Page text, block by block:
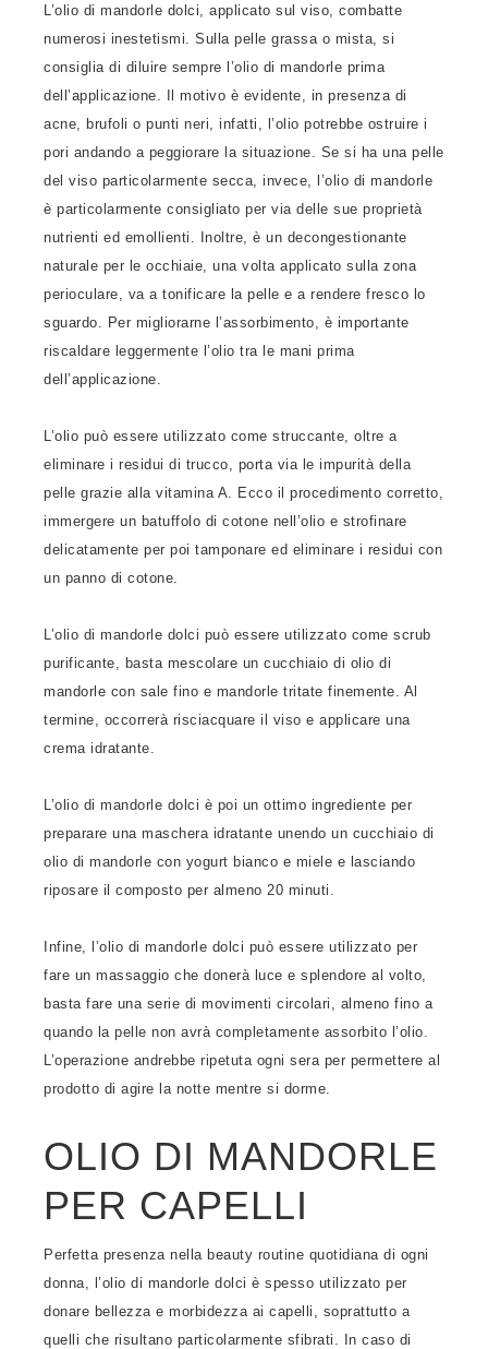
L’olio di mandorle dolci, applicato sul viso, combatte
numerosi inestetismi. Sulla pelle grassa o mista, si
consiglia di diluire sempre l’olio di mandorle prima
dell’applicazione. Il motivo è evidente, in presenza di
acne, brufoli o punti neri, infatti, l’olio potrebbe ostruire i
pori andando a peggiorare la situazione. Se si ha una pelle
del viso particolarmente secca, invece, l’olio di mandorle
è particolarmente consigliato per via delle sue proprietà
nutrienti ed emollienti. Inoltre, è un decongestionante
naturale per le occhiaie, una volta applicato sulla zona
perioculare, va a tonificare la pelle e a rendere fresco lo
sguardo. Per migliorarne l’assorbimento, è importante
riscaldare leggermente l’olio tra le mani prima
dell’applicazione.
L’olio può essere utilizzato come struccante, oltre a
eliminare i residui di trucco, porta via le impurità della
pelle grazie alla vitamina A. Ecco il procedimento corretto,
immergere un batuffolo di cotone nell’olio e strofinare
delicatamente per poi tamponare ed eliminare i residui con
un panno di cotone.
L’olio di mandorle dolci può essere utilizzato come scrub
purificante, basta mescolare un cucchiaio di olio di
mandorle con sale fino e mandorle tritate finemente. Al
termine, occorrerà risciacquare il viso e applicare una
crema idratante.
L’olio di mandorle dolci è poi un ottimo ingrediente per
preparare una maschera idratante unendo un cucchiaio di
olio di mandorle con yogurt bianco e miele e lasciando
riposare il composto per almeno 20 minuti.
Infine, l’olio di mandorle dolci può essere utilizzato per
fare un massaggio che donerà luce e splendore al volto,
basta fare una serie di movimenti circolari, almeno fino a
quando la pelle non avrà completamente assorbito l’olio.
L’operazione andrebbe ripetuta ogni sera per permettere al
prodotto di agire la notte mentre si dorme.
OLIO DI MANDORLE
PER CAPELLI
Perfetta presenza nella beauty routine quotidiana di ogni
donna, l’olio di mandorle dolci è spesso utilizzato per
donare bellezza e morbidezza ai capelli, soprattutto a
quelli che risultano particolarmente sfibrati. In caso di